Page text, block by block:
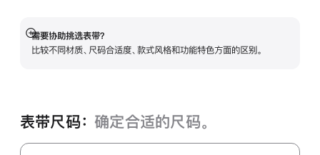
需要协助挑选表带？
比较不同材质、尺码合适度、款式风格和功能特色方面的区别。
展
开
表带尺码： 确定合适的尺码。